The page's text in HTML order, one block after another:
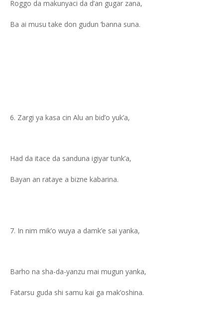
Roggo da makunyaci da d’an gugar zana,
Ba ai musu take don gudun ‘banna suna.
Zargi ya kasa cin Alu an bid’o yuk’a,
Had da itace da sanduna igiyar tunk’a,
Bayan an rataye a bizne kabarina.
In nim mik’o wuya a damk’e sai yanka,
Barho na sha-da-yanzu mai mugun yanka,
Fatarsu guda shi samu kai ga mak’oshina.